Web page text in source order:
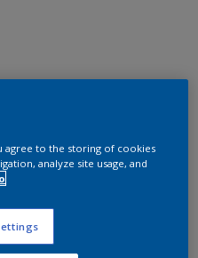
agree to the storing of cookies
analyze site usage, and